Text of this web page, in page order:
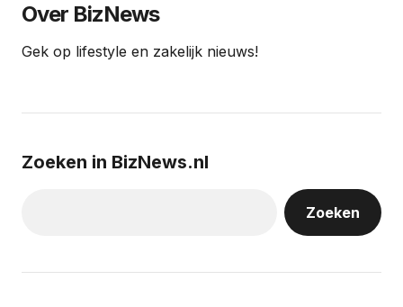
Over BizNews
Gek op lifestyle en zakelijk nieuws!
Zoeken in BizNews.nl
Zoeken